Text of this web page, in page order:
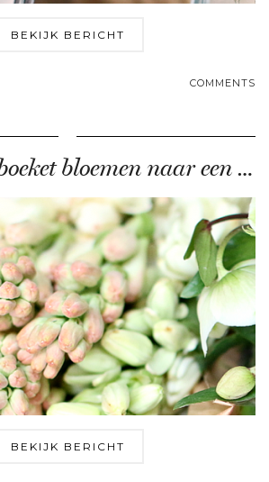
BEKIJK BERICHT
COMMENTS
bloemen naar een …
BEKIJK BERICHT